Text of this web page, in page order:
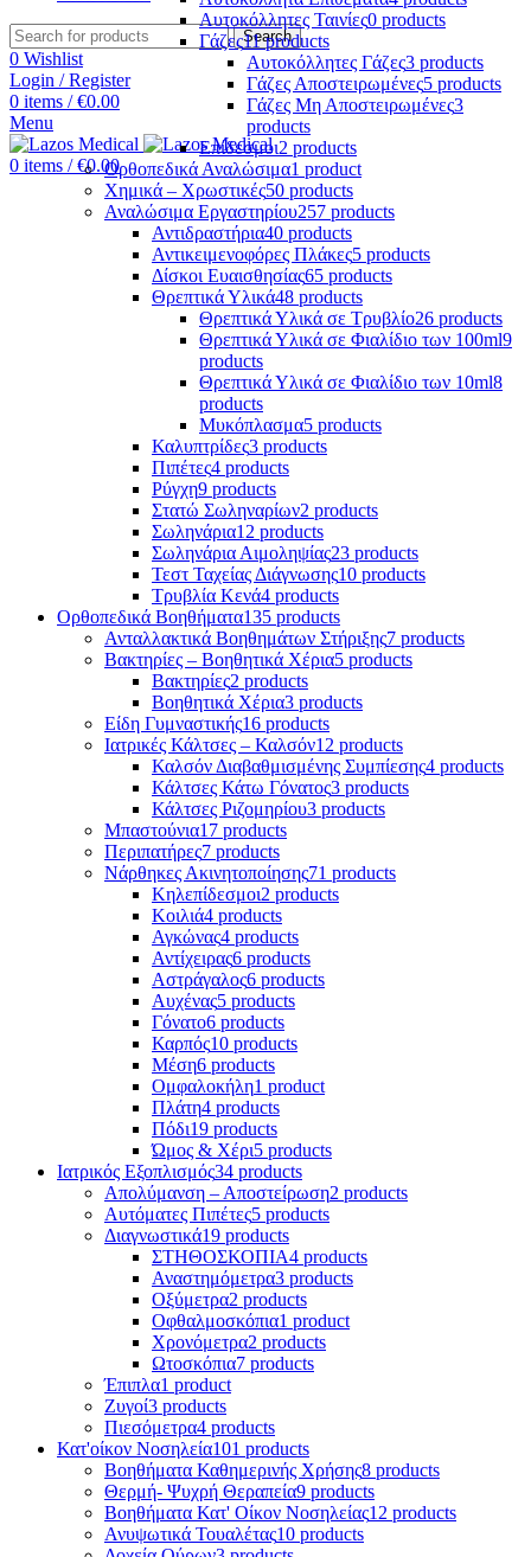
Search
0 Wishlist
Login / Register
0 items / €0.00
Menu
0 items / €0.00
Αυτοκόλλητες Ταινίες0 products
Γάζες11 products
Αυτοκόλλητες Γάζες3 products
Γάζες Αποστειρωμένες5 products
Γάζες Μη Αποστειρωμένες3
products
Επίδεσμοι2 products
Ορθοπεδικά Αναλώσιμα1 product
Χημικά – Χρωστικές50 products
Αναλώσιμα Εργαστηρίου257 products
Αντιδραστήρια40 products
Αντικειμενοφόρες Πλάκες5 products
Δίσκοι Ευαισθησίας65 products
Θρεπτικά Υλικά48 products
Θρεπτικά Υλικά σε Τρυβλίο26 products
Θρεπτικά Υλικά σε Φιαλίδιο των 100ml9
products
Θρεπτικά Υλικά σε Φιαλίδιο των 10ml8
products
Μυκόπλασμα5 products
Καλυπτρίδες3 products
Πιπέτες4 products
Ρύγχη9 products
Στατώ Σωληναρίων2 products
Σωληνάρια12 products
Σωληνάρια Αιμοληψίας23 products
Τεστ Ταχείας Διάγνωσης10 products
Τρυβλία Κενά4 products
Ορθοπεδικά Βοηθήματα135 products
Ανταλλακτικά Βοηθημάτων Στήριξης7 products
Βακτηρίες – Βοηθητικά Χέρια5 products
Βακτηρίες2 products
Βοηθητικά Χέρια3 products
Είδη Γυμναστικής16 products
Ιατρικές Κάλτσες – Καλσόν12 products
Καλσόν Διαβαθμισμένης Συμπίεσης4 products
Κάλτσες Κάτω Γόνατος3 products
Κάλτσες Ριζομηρίου3 products
Μπαστούνια17 products
Περιπατήρες7 products
Νάρθηκες Ακινητοποίησης71 products
Κηλεπίδεσμοι2 products
Κοιλιά4 products
Αγκώνας4 products
Αντίχειρας6 products
Αστράγαλος6 products
Αυχένας5 products
Γόνατο6 products
Καρπός10 products
Μέση6 products
Ομφαλοκήλη1 product
Πλάτη4 products
Πόδι19 products
Ώμος & Χέρι5 products
Ιατρικός Εξοπλισμός34 products
Απολύμανση – Αποστείρωση2 products
Αυτόματες Πιπέτες5 products
Διαγνωστικά19 products
ΣΤΗΘΟΣΚΟΠΙΑ4 products
Αναστημόμετρα3 products
Οξύμετρα2 products
Οφθαλμοσκόπια1 product
Χρονόμετρα2 products
Ωτοσκόπια7 products
Έπιπλα1 product
Ζυγοί3 products
Πιεσόμετρα4 products
Κατ'οίκον Νοσηλεία101 products
Βοηθήματα Καθημερινής Χρήσης8 products
Θερμή- Ψυχρή Θεραπεία9 products
Βοηθήματα Κατ' Οίκον Νοσηλείας12 products
Ανυψωτικά Τουαλέτας10 products